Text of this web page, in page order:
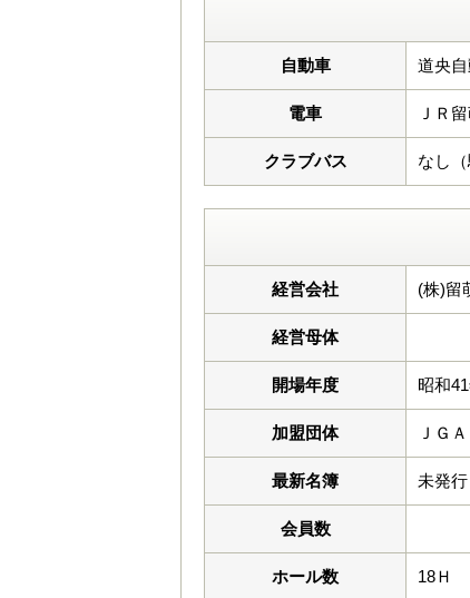
自動車 道央
電車 ＪＲ
クラブバス なし
経営会社 (株)留
経営母体
開場年度 昭和
加盟団体 ＪＧ
最新名簿 未発行
会員数
ホール数 18Ｈ